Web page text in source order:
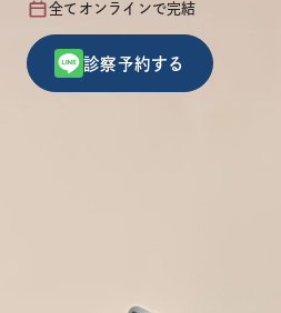
全てオンラインで完結
診察予約する